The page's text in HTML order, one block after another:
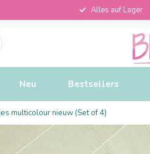
Alles auf Lager
Neu Bestsellers
multicolour nieuw (Set of 4)